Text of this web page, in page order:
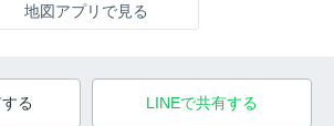
地図アプリで見る
る LINEで共有する